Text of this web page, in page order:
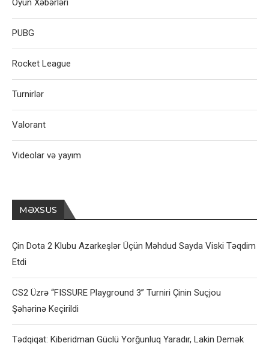
Oyun Xəbərləri
PUBG
Rocket League
Turnirlər
Valorant
Videolar və yayım
MƏXSUS
Çin Dota 2 Klubu Azarkeşlər Üçün Məhdud Sayda Viski Təqdim
Etdi
CS2 Üzrə “FISSURE Playground 3” Turniri Çinin Suçjou
Şəhərinə Keçirildi
Tədqiqat: Kiberidman Güclü Yorğunluq Yaradır, Lakin Demək